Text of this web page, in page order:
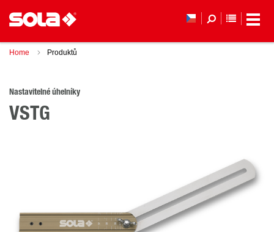
Home Produktů
Nastavitelné úhelníky
VSTG